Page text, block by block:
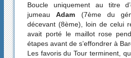
Boucle uniquement au titre
jumeauAdam (7ème du
décevant (8ème), loin de celui
avait porté le maillot rose
étapes avant de s’effondrer à
Les favoris du Tour terminent,